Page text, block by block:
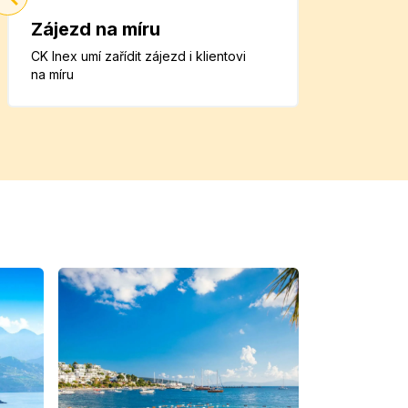
Zájezd na míru
CK Inex umí zařídit zájezd i klientovi
na míru